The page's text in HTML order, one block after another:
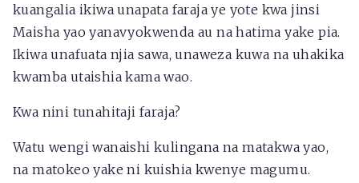
kuangalia ikiwa unapata faraja ye yote kwa jinsi
Maisha yao yanavyokwenda au na hatima yake pia.
Ikiwa unafuata njia sawa, unaweza kuwa na uhakika
kwamba utaishia kama wao.
Kwa nini tunahitaji faraja?
Watu wengi wanaishi kulingana na matakwa yao,
na matokeo yake ni kuishia kwenye magumu.